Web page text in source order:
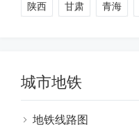
陕西 甘肃 青海
城市地铁
地铁线路图